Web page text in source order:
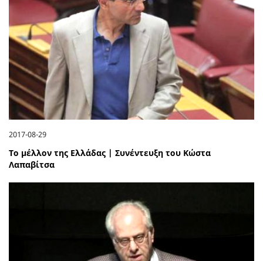
2017-08-29
Το μέλλον της Ελλάδας | Συνέντευξη του Κώστα
Λαπαβίτσα